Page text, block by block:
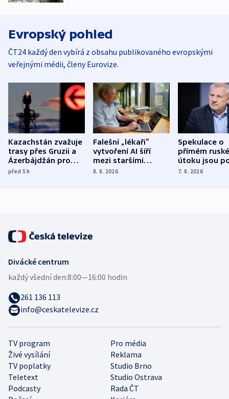
Evropský pohled
ČT24 každý den vybírá z obsahu publikovaného evropskými
veřejnými médii, členy Eurovize.
Kazachstán zvažuje
trasy přes Gruzii a
Ázerbájdžán pro
vývoz ropy do
před 5h
Falešní „lékaři“
vytvoření AI šíří
mezi staršími
Poláky nebezpečné
8. 8. 2026
Spekulace o
přímém
útoku jsou
míní
7. 8. 2026
TV program
Pro média
Živé vysílání
Reklama
TV poplatky
Studio Brno
Teletext
Studio Ostrava
Podcasty
Rada ČT
Divácké centrum
každý všední den:8:00—16:00 hodin
261 136 113
info@ceskatelevize.cz